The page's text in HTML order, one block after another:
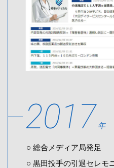
2017 年
総合メディア局発足
黒田投手の引退セレモ